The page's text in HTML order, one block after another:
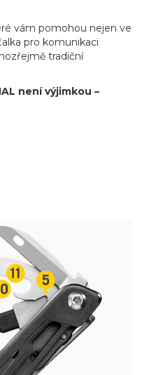
vám pomohou nejen ve
pro komunikaci
tradiční
není výjimkou –